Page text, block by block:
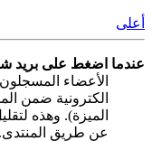
أعلى
عندما اضغط على بريد
الأعضاء
الكترونية ضمن
الميزة). وهذه
عن طريق المنتدى.